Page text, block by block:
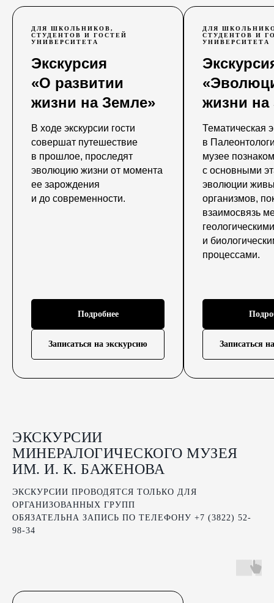
ДЛЯ ШКОЛЬНИКОВ,
СТУДЕНТОВ И ГОСТЕЙ
УНИВЕРСИТЕТА
Экскурсия
«О развитии
жизни на Земле»
В ходе экскурсии гости
совершат путешествие
в прошлое, проследят
эволюцию жизни от момента
ее зарождения
и до современности.
Подробнее
Записаться на экскурсию
ДЛЯ
СТУДЕНТОВ И
УНИВЕРСИТЕТА
жизни на
Тематическая
в
музее
с основными
эволюции
организмов,
взаимосвязь
геологическими
и
процессами.
Записаться
ЭКСКУРСИИ
МИНЕРАЛОГИЧЕСКОГО МУЗЕЯ
ИМ. И. К. БАЖЕНОВА
ЭКСКУРСИИ ПРОВОДЯТСЯ ТОЛЬКО ДЛЯ
ОРГАНИЗОВАННЫХ ГРУПП
ОБЯЗАТЕЛЬНА ЗАПИСЬ ПО ТЕЛЕФОНУ +7 (3822) 52-
98-34